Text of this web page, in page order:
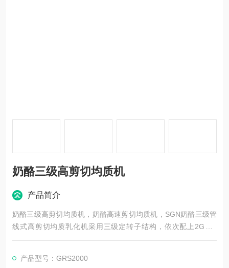
奶酪三级高剪切均质机
产品简介
奶酪三级高剪切均质机，奶酪高速剪切均质机，SGN奶酪三级管
线式高剪切均质乳化机采用三级定转子结构，依次配上2G、4
M、6F的精密定转子，定转子间隙控制在0.2-0.3mm之间，配合1
杆泵输入进SGN奶酪三级管线式高剪切均质乳化机处理一遍，打
产品型号：GRS2000